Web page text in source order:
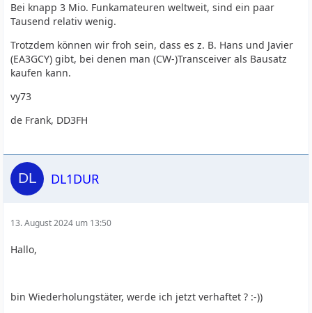
Bei knapp 3 Mio. Funkamateuren weltweit, sind ein paar
Tausend relativ wenig.
Trotzdem können wir froh sein, dass es z. B. Hans und Javier
(EA3GCY) gibt, bei denen man (CW-)Transceiver als Bausatz
kaufen kann.
vy73
de Frank, DD3FH
DL1DUR
13. August 2024 um 13:50
Hallo,
bin Wiederholungstäter, werde ich jetzt verhaftet ? :-))